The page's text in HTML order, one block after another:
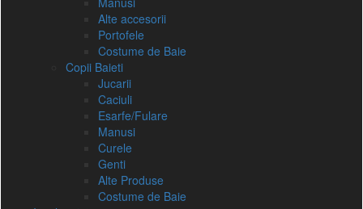
Alte accesorii
Portofele
Costume de Baie
Copii Baieti
Jucarii
Caciuli
Esarfe/Fulare
Manusi
Curele
Genti
Alte Produse
Costume de Baie